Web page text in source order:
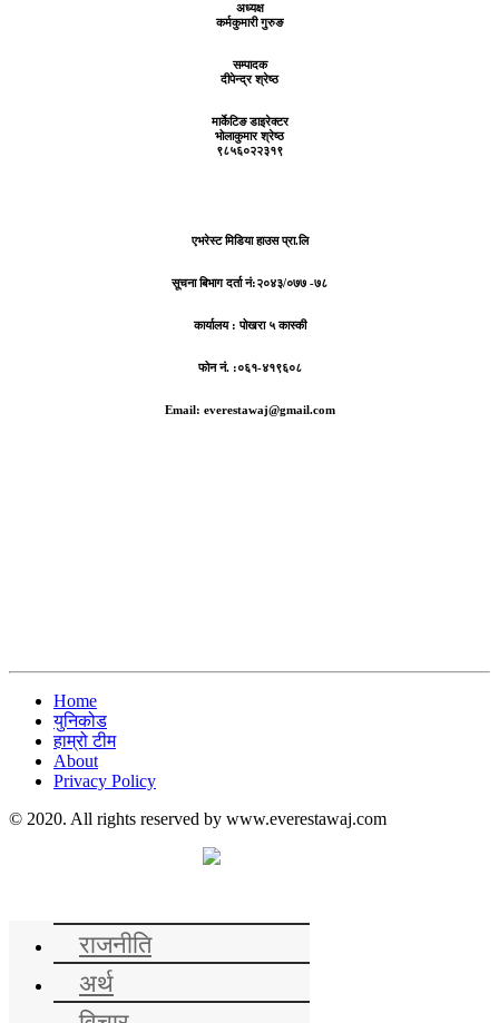
अध्यक्ष
कर्मकुमारी गुरुङ
सम्पादक
दीपेन्द्र श्रेष्ठ
मार्केटिङ डाइरेक्टर
भोलाकुमार श्रेष्ठ
९८५६०२२३१९
एभरेस्ट मिडिया हाउस प्रा.लि
सूचना बिभाग दर्ता नं:२०४३/०७७ -७८
कार्यालय :पोखरा ५ कास्की
फोन नं. :०६१-४१९६०८
Email: everestawaj@gmail.com
Home
युनिकोड
हाम्रो टीम
About
Privacy Policy
© 2020. All rights reserved by www.everestawaj.com
राजनीति
अर्थ